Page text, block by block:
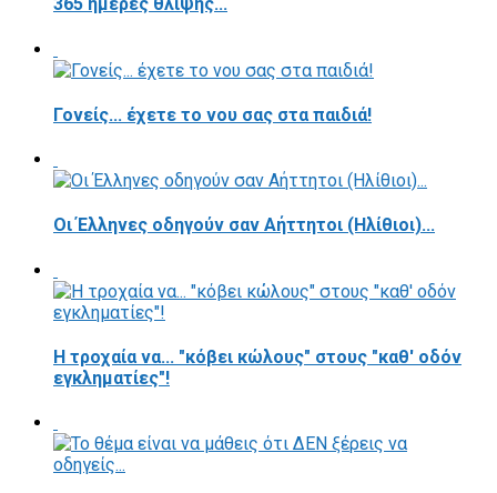
365 ημέρες θλίψης...
Γονείς... έχετε το νου σας στα παιδιά!
Οι Έλληνες οδηγούν σαν Αήττητοι (Ηλίθιοι)...
Η τροχαία να... "κόβει κώλους" στους "καθ' οδόν
εγκληματίες"!